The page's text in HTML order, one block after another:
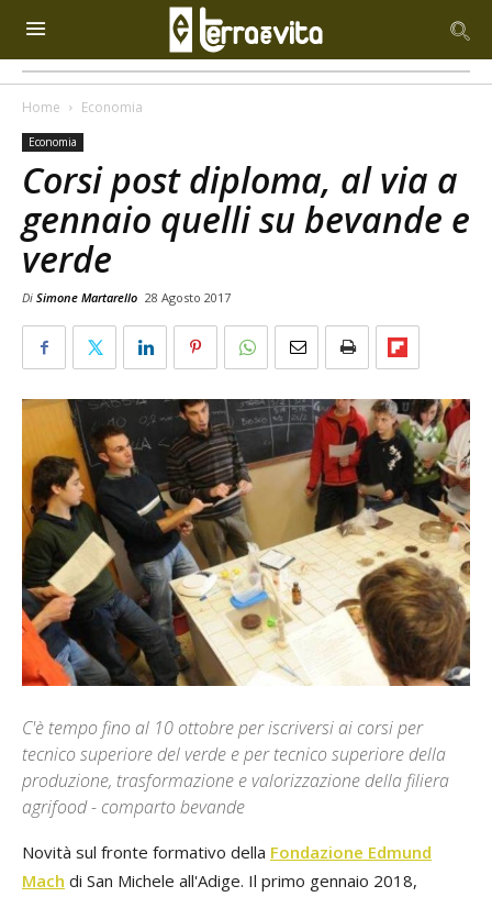
Home Economia
Economia
Corsi post diploma, al via a
gennaio quelli su bevande e
verde
Di Simone Martarello 28 Agosto 2017
C'è tempo fino al 10 ottobre per iscriversi ai corsi per
tecnico superiore del verde e per tecnico superiore della
produzione, trasformazione e valorizzazione della filiera
agrifood - comparto bevande
Novità sul fronte formativo della Fondazione Edmund
Mach di San Michele all'Adige. Il primo gennaio 2018,